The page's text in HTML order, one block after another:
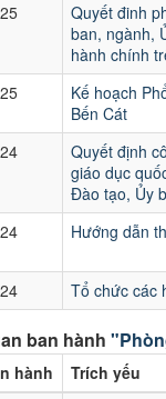
Quyết đinh
ban, ngành,
hành chính
Kế hoạch
Bến Cát
Quyết định
giáo dục
Đào tạo, Ủy
Hướng dẫn
Tổ chức các
ban hành
hành
Trích yếu